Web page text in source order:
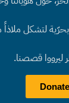
لتشكل ملاذاً
ليرووا قصصنا.